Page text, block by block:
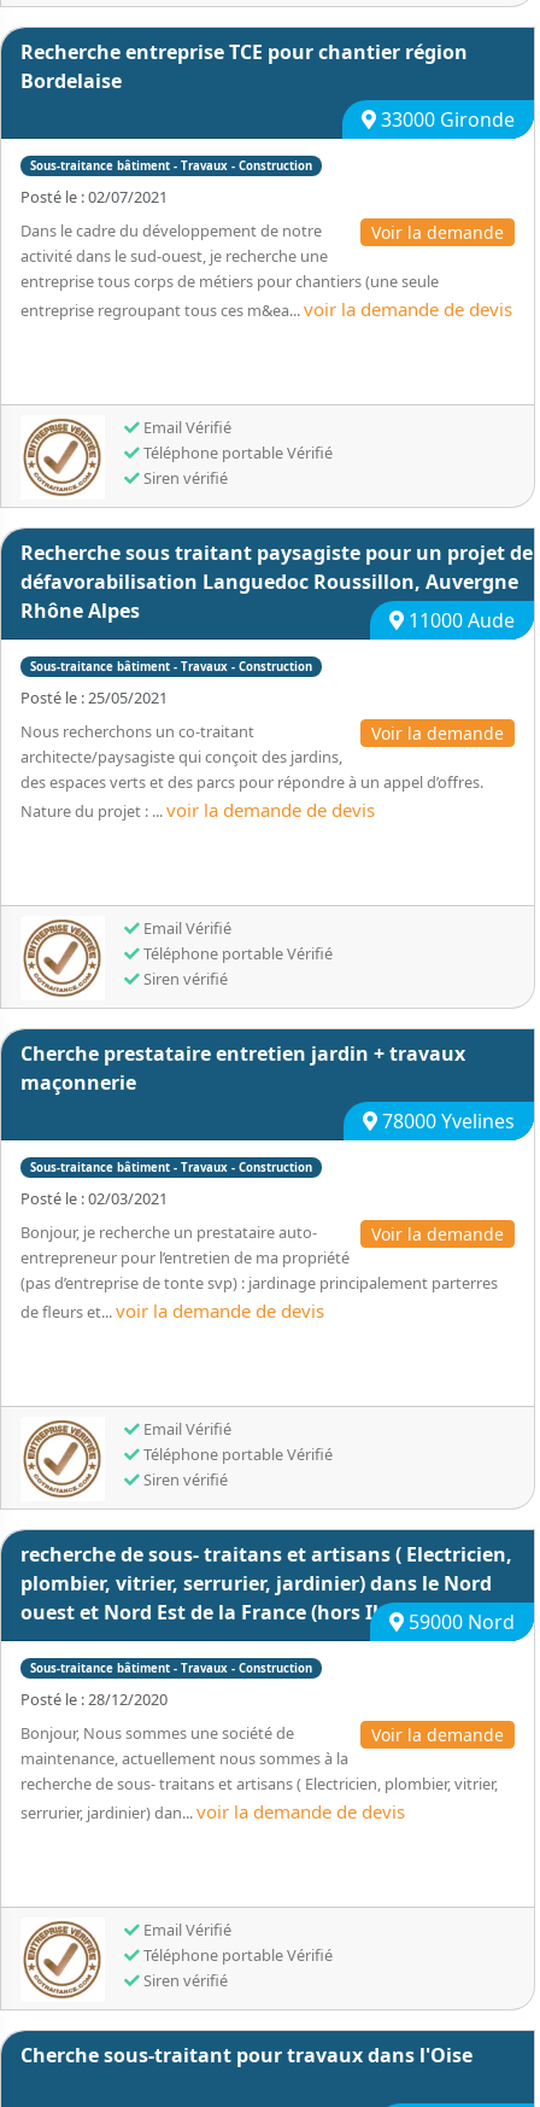
Recherche entreprise TCE pour chantier région
Bordelaise
33000 Gironde
Sous-traitance bâtiment - Travaux - Construction
Posté le : 02/07/2021
Voir la demande
Dans le cadre du développement de notre
activité dans le sud-ouest, je recherche une
entreprise tous corps de métiers pour chantiers (une seule
entreprise regroupant tous ces m&ea...voir la demande de devis
Email Vérifié
Téléphone portable Vérifié
Siren vérifié
Recherche sous traitant paysagiste pour un projet de
défavorabilisation Languedoc Roussillon, Auvergne
Rhône Alpes
11000 Aude
Sous-traitance bâtiment - Travaux - Construction
Posté le : 25/05/2021
Voir la demande
Nous recherchons un co-traitant
architecte/paysagiste qui conçoit des jardins,
des espaces verts et des parcs pour répondre à un appel d’offres.
Nature du projet : ...voir la demande de devis
Email Vérifié
Téléphone portable Vérifié
Siren vérifié
Cherche prestataire entretien jardin + travaux
maçonnerie
78000 Yvelines
Sous-traitance bâtiment - Travaux - Construction
Posté le : 02/03/2021
Voir la demande
Bonjour, je recherche un prestataire auto-
entrepreneur pour l’entretien de ma propriété
(pas d’entreprise de tonte svp) : jardinage principalement parterres
de fleurs et...voir la demande de devis
Email Vérifié
Téléphone portable Vérifié
Siren vérifié
recherche de sous- traitans et artisans ( Electricien,
plombier, vitrier, serrurier, jardinier) dans le Nord
ouest et Nord Est de la France (hors Ile de France)
59000 Nord
Sous-traitance bâtiment - Travaux - Construction
Posté le : 28/12/2020
Voir la demande
Bonjour, Nous sommes une société de
maintenance, actuellement nous sommes à la
recherche de sous- traitans et artisans ( Electricien, plombier, vitrier,
serrurier, jardinier) dan...voir la demande de devis
Email Vérifié
Téléphone portable Vérifié
Siren vérifié
Cherche sous-traitant pour travaux dans l'Oise